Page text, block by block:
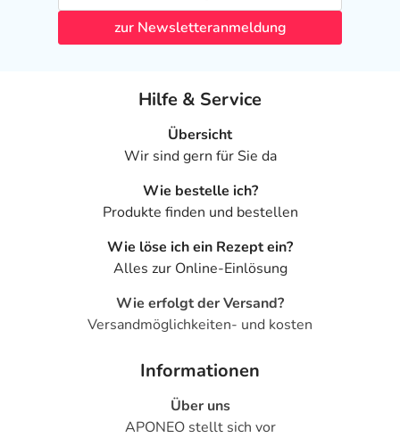
zur Newsletteranmeldung
Hilfe & Service
Übersicht
Wir sind gern für Sie da
Wie bestelle ich?
Produkte finden und bestellen
Wie löse ich ein Rezept ein?
Alles zur Online-Einlösung
Wie erfolgt der Versand?
Versandmöglichkeiten- und kosten
Informationen
Über uns
APONEO stellt sich vor